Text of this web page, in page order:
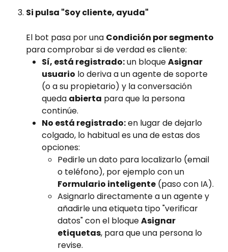
Si pulsa "Soy cliente, ayuda"
El bot pasa por una Condición por segmento
para comprobar si de verdad es cliente:
Sí, está registrado: un bloque Asignar
usuario lo deriva a un agente de soporte
(o a su propietario) y la conversación
queda abierta para que la persona
continúe.
No está registrado: en lugar de dejarlo
colgado, lo habitual es una de estas dos
opciones:
Pedirle un dato para localizarlo (email
o teléfono), por ejemplo con un
Formulario inteligente (paso con IA).
Asignarlo directamente a un agente y
añadirle una etiqueta tipo "verificar
datos" con el bloque Asignar
etiquetas, para que una persona lo
revise.